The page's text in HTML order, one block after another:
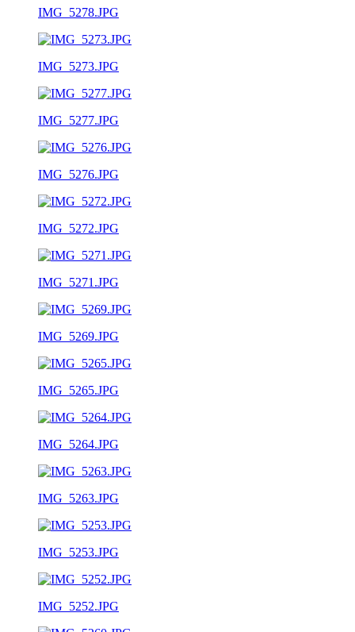
IMG_5278.JPG
IMG_5273.JPG
IMG_5277.JPG
IMG_5276.JPG
IMG_5272.JPG
IMG_5271.JPG
IMG_5269.JPG
IMG_5265.JPG
IMG_5264.JPG
IMG_5263.JPG
IMG_5253.JPG
IMG_5252.JPG